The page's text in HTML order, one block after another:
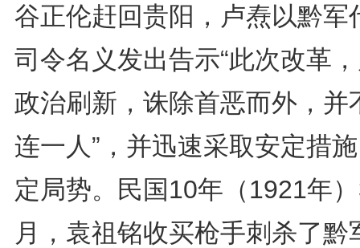
谷正伦赶回贵阳，卢焘以黔军
司令名义发出告示“此次改革
政治刷新，诛除首恶而外，并
连一人”，并迅速采取安定措
定局势。民国10年（1921年
月，袁祖铭收买枪手刺杀了黔